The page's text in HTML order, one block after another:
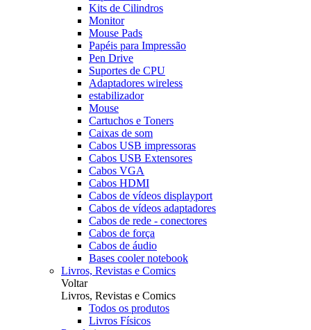
Kits de Cilindros
Monitor
Mouse Pads
Papéis para Impressão
Pen Drive
Suportes de CPU
Adaptadores wireless
estabilizador
Mouse
Cartuchos e Toners
Caixas de som
Cabos USB impressoras
Cabos USB Extensores
Cabos VGA
Cabos HDMI
Cabos de vídeos displayport
Cabos de vídeos adaptadores
Cabos de rede - conectores
Cabos de força
Cabos de áudio
Bases cooler notebook
Livros, Revistas e Comics
Voltar
Livros, Revistas e Comics
Todos os produtos
Livros Físicos